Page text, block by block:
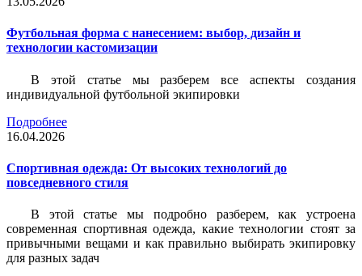
Футбольная форма с нанесением: выбор, дизайн и
технологии кастомизации
В этой статье мы разберем все аспекты создания
индивидуальной футбольной экипировки
Подробнее
16.04.2026
Спортивная одежда: От высоких технологий до
повседневного стиля
В этой статье мы подробно разберем, как устроена
современная спортивная одежда, какие технологии стоят за
привычными вещами и как правильно выбирать экипировку
для разных задач